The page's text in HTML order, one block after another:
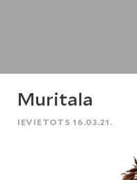
Muritala
IEVIETOTS 16.03.21.